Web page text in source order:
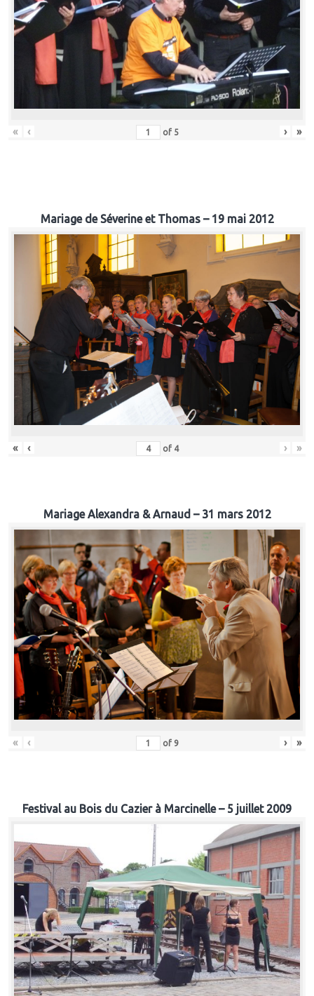
« ‹ of 5 › »
Mariage de Séverine et Thomas – 19 mai 2012
« ‹ of 4 › »
Mariage Alexandra & Arnaud – 31 mars 2012
« ‹ of 9 › »
Festival au Bois du Cazier à Marcinelle – 5 juillet 2009